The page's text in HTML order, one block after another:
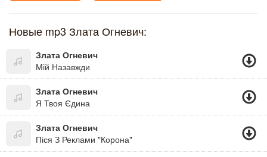
Новые mp3 Злата Огневич:
Злата Огневич
Мій Назавжди
Злата Огневич
Я Твоя Єдина
Злата Огневич
Піся З Реклами "Корона"